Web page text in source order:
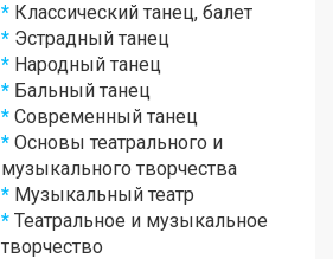
* Классический танец, балет
* Эстрадный танец
* Народный танец
* Бальный танец
* Современный танец
* Основы театрального и
музыкального творчества
* Музыкальный театр
* Театральное и музыкальное
творчество